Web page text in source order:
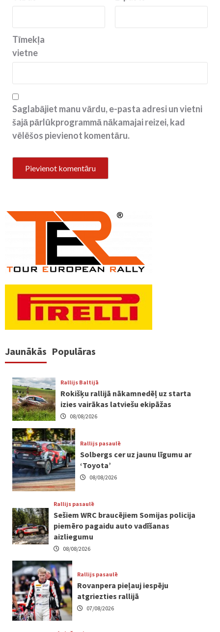
Tīmekļa
vietne
Saglabājiet manu vārdu, e-pasta adresi un vietni
šajā pārlūkprogrammā nākamajai reizei, kad
vēlēšos pievienot komentāru.
Jaunākās Populāras
Rallijs Baltijā
Rokišķu rallijā nākamnedēļ uz starta
izies vairākas latviešu ekipāžas
08/08/2026
Rallijs pasaulē
Solbergs cer uz jaunu līgumu ar
‘Toyota’
08/08/2026
Rallijs pasaulē
Sešiem WRC braucējiem Somijas policija
piemēro pagaidu auto vadīšanas
aizliegumu
08/08/2026
Rallijs pasaulē
Rovanpera pieļauj iespēju
atgriezties rallijā
07/08/2026